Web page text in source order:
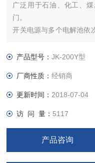
广泛用于石油、化工、
门。
开关电源与多个电解池依
液口分别与上一个电解池
产品型号：JK-200Y型
厂商性质：经销商
更新时间： 2018-07-04
访 问 量： 5117
产品咨询